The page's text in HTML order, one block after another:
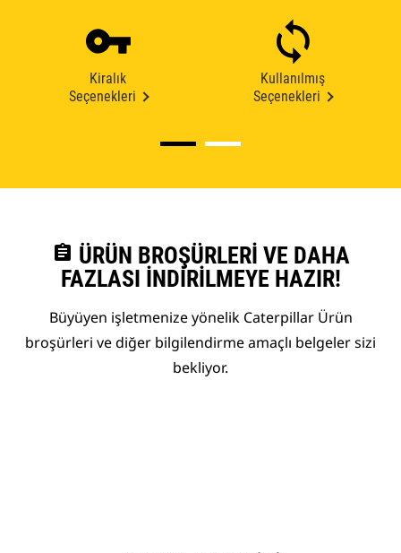
Kiralık
Seçenekleri
Kullanılmış
Seçenekleri
assignment ÜRÜN BROŞÜRLERI VE DAHA
FAZLASI İNDIRILMEYE HAZIR!
Büyüyen işletmenize yönelik Caterpillar Ürün
broşürleri ve diğer bilgilendirme amaçlı belgeler sizi
bekliyor.